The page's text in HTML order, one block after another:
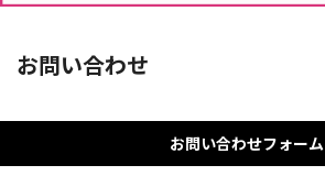
お問い合わせ
お問い合わせフォーム